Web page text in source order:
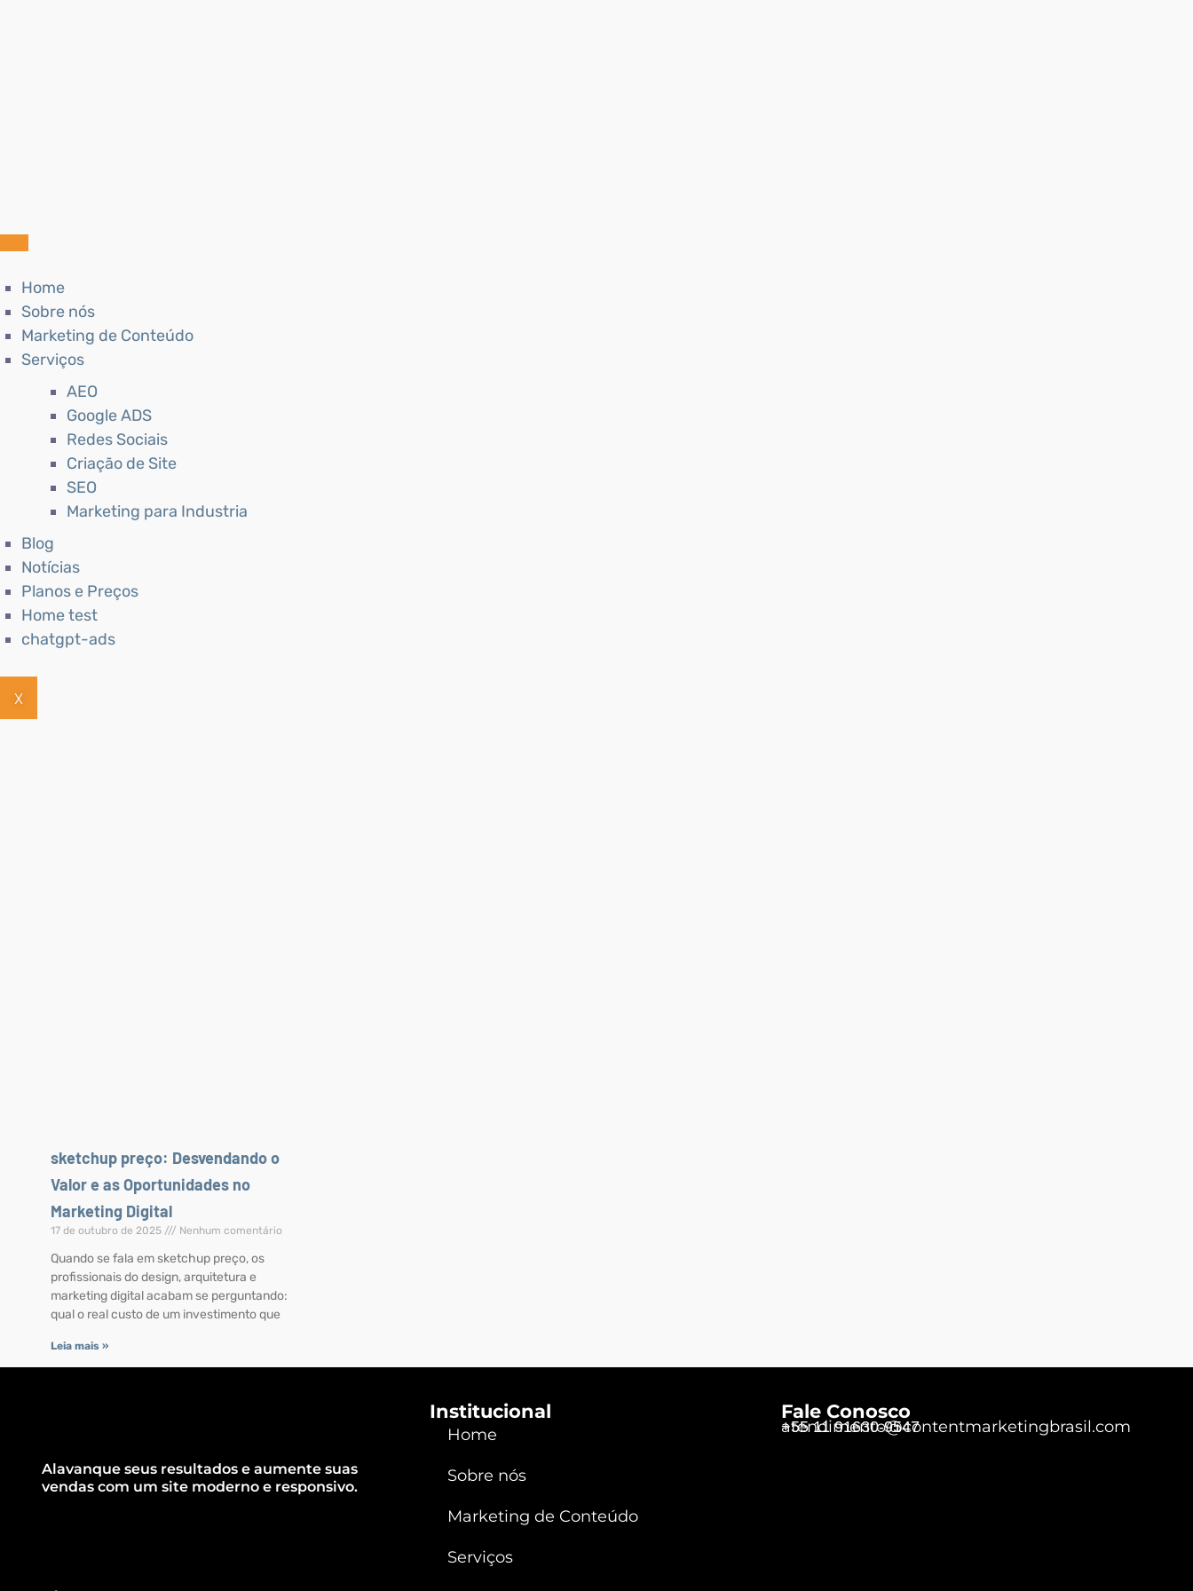
Home
Sobre nós
Marketing de Conteúdo
Serviços
AEO
Google ADS
Redes Sociais
Criação de Site
SEO
Marketing para Industria
Blog
Notícias
Planos e Preços
Home test
chatgpt-ads
X
sketchup preço: Desvendando o
Valor e as Oportunidades no
Marketing Digital
17 de outubro de 2025 Nenhum comentário
Quando se fala em sketchup preço, os
profissionais do design, arquitetura e
marketing digital acabam se perguntando:
qual o real custo de um investimento que
Leia mais »
Alavanque seus resultados e aumente suas
vendas com um site moderno e responsivo.
Institucional
Home
Sobre nós
Marketing de Conteúdo
Serviços
Fale Conosco
+55 11 91630-9547
atendimento@contentmarketingbrasil.com